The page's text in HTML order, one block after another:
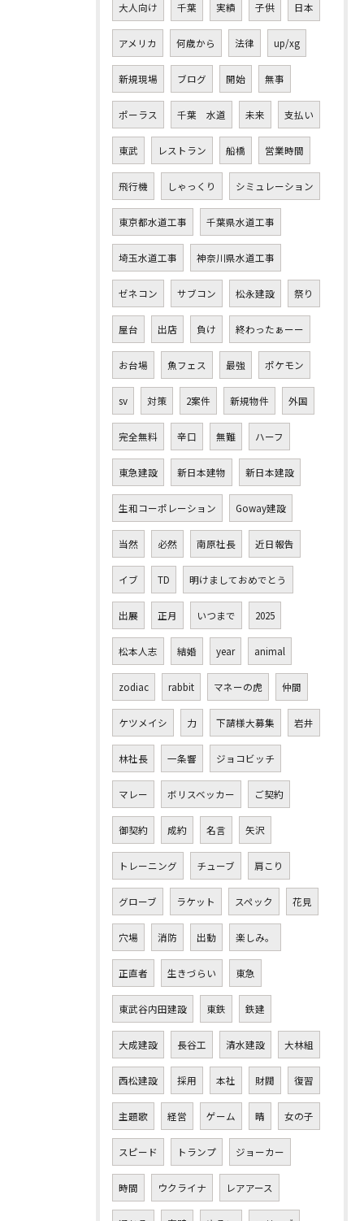
大人向け 千葉 実績 子供 日本
アメリカ 何歳から 法律 up/xg
新規現場 ブログ 開始 無事
ポーラス 千葉 水道 未来 支払い
東武 レストラン 船橋 営業時間
飛行機 しゃっくり シミュレーション
東京都水道工事 千葉県水道工事
埼玉水道工事 神奈川県水道工事
ゼネコン サブコン 松永建設 祭り
屋台 出店 負け 終わったぁーー
お台場 魚フェス 最強 ポケモン
sv 対策 2案件 新規物件 外国
完全無料 辛口 無難 ハーフ
東急建設 新日本建物 新日本建設
生和コーポレーション Goway建設
当然 必然 南原社長 近日報告
イブ TD 明けましておめでとう
出展 正月 いつまで 2025
松本人志 結婚 year animal
zodiac rabbit マネーの虎 仲間
ケツメイシ 力 下請様大募集 岩井
林社長 一条響 ジョコビッチ
マレー ボリスベッカー ご契約
御契約 成約 名言 矢沢
トレーニング チューブ 肩こり
グローブ ラケット スペック 花見
穴場 消防 出動 楽しみ。
正直者 生きづらい 東急
東武谷内田建設 東鉄 鉄建
大成建設 長谷工 清水建設 大林組
西松建設 採用 本社 財閥 復習
主題歌 経営 ゲーム 晴 女の子
スピード トランプ ジョーカー
時間 ウクライナ レアアース